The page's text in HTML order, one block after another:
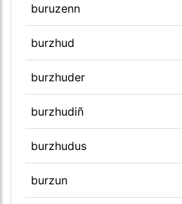
buruzenn
burzhud
burzhuder
burzhudiñ
burzhudus
burzun